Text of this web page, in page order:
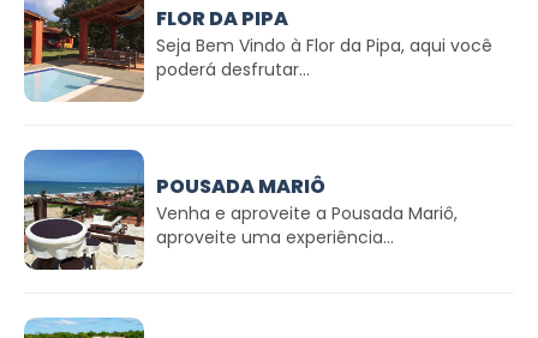
FLOR DA PIPA
Seja Bem Vindo à Flor da Pipa, aqui você
poderá desfrutar...
POUSADA MARIÔ
Venha e aproveite a Pousada Mariô,
aproveite uma experiência...